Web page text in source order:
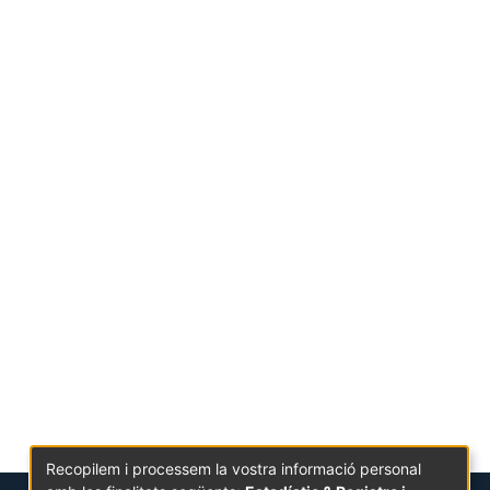
Recopilem i processem la vostra informació personal